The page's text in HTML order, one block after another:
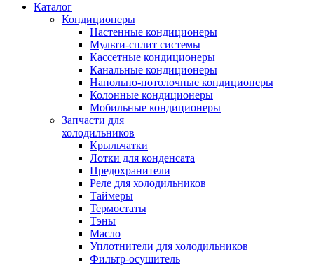
Каталог
Кондиционеры
Настенные кондиционеры
Мульти-сплит системы
Кассетные кондиционеры
Канальные кондиционеры
Напольно-потолочные кондиционеры
Колонные кондиционеры
Мобильные кондиционеры
Запчасти для
холодильников
Крыльчатки
Лотки для конденсата
Предохранители
Реле для холодильников
Таймеры
Термостаты
Тэны
Масло
Уплотнители для холодильников
Фильтр-осушитель